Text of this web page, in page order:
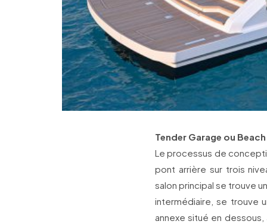
Tender Garage ou Beach
Le processus de
pont arrière sur trois
salon principal se trouve
intermédiaire, se trouve
annexe situé en